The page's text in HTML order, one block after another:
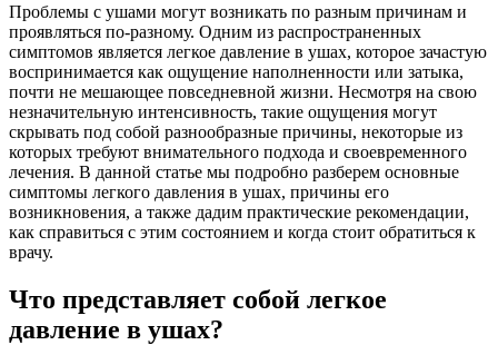
Проблемы с ушами могут возникать по разным причинам и
проявляться по-разному. Одним из распространенных
симптомов является легкое давление в ушах, которое зачастую
воспринимается как ощущение наполненности или затыка,
почти не мешающее повседневной жизни. Несмотря на свою
незначительную интенсивность, такие ощущения могут
скрывать под собой разнообразные причины, некоторые из
которых требуют внимательного подхода и своевременного
лечения. В данной статье мы подробно разберем основные
симптомы легкого давления в ушах, причины его
возникновения, а также дадим практические рекомендации,
как справиться с этим состоянием и когда стоит обратиться к
врачу.
Что представляет собой легкое
давление в ушах?